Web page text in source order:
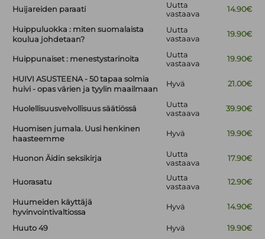
Huijareiden paraati
Uutta
vastaava
14.90€
Huippuluokka : miten suomalaista
koulua johdetaan?
Uutta
vastaava
19.90€
Huippunaiset : menestystarinoita
Uutta
vastaava
19.90€
HUIVI ASUSTEENA - 50 tapaa solmia
huivi - opas värien ja tyylin maailmaan
Hyvä 21.00€
Huolellisuusvelvollisuus säätiössä
Uutta
vastaava
39.90€
Huomisen jumala. Uusi henkinen
haasteemme
Hyvä 19.90€
Huonon Äidin seksikirja
Uutta
vastaava
17.90€
Huorasatu
Uutta
vastaava
12.90€
Huumeiden käyttäjä
hyvinvointivaltiossa
Hyvä 14.90€
Huuto 49 Hyvä
19.90€